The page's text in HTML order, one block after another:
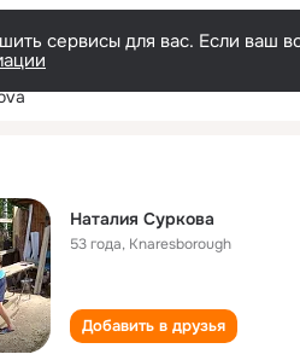
сервисы для вас. Если ваш
Наталия Суркова
53 года, Knaresborough
Добавить в друзья